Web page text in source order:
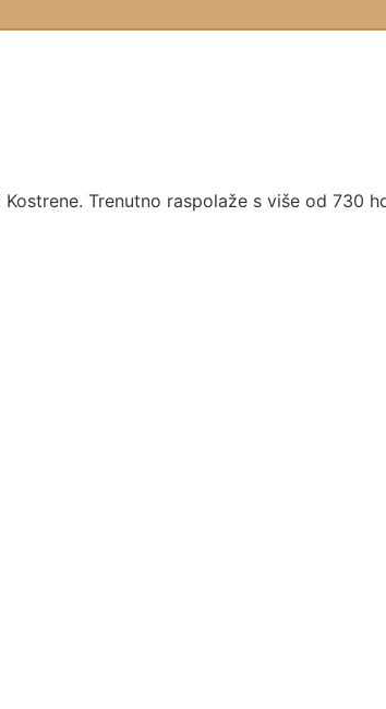
Trenutno raspolaže s više od 730